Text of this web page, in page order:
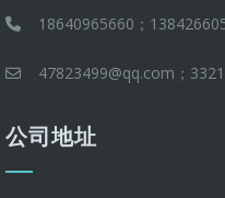
18640965660；
47823499@qq.com；
公司地址